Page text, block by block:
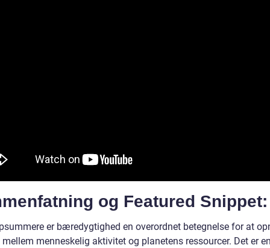
og Featured Snippet:
er bæredygtighed en overordnet betegnelse for at
menneskelig aktivitet og planetens ressourcer. Det er